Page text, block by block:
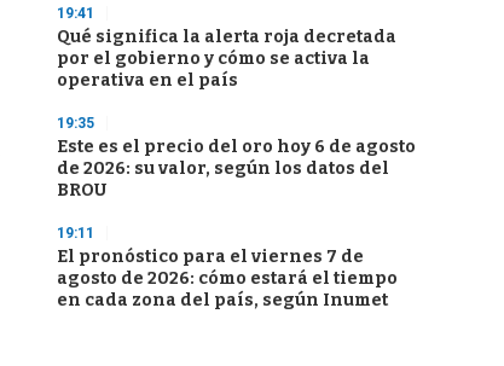
19:41
Qué significa la alerta roja decretada
por el gobierno y cómo se activa la
operativa en el país
19:35
Este es el precio del oro hoy 6 de agosto
de 2026: su valor, según los datos del
BROU
19:11
El pronóstico para el viernes 7 de
agosto de 2026: cómo estará el tiempo
en cada zona del país, según Inumet